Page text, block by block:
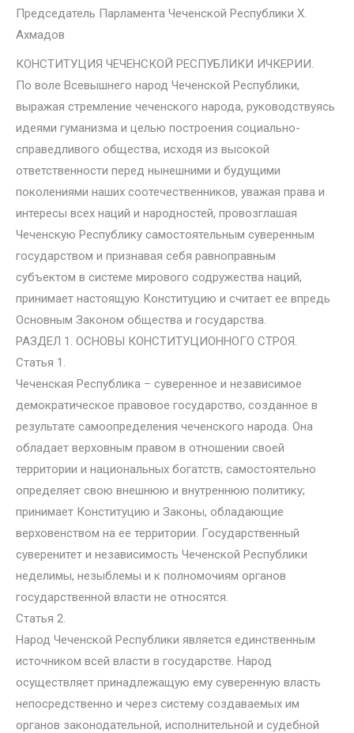
Председатель Парламента Чеченской Республики Х.
Ахмадов
КОНСТИТУЦИЯ ЧЕЧЕНСКОЙ РЕСПУБЛИКИ ИЧКЕРИИ.
По воле Всевышнего народ Чеченской Республики,
выражая стремление чеченского народа, руководствуясь
идеями гуманизма и целью построения социально-
справедливого общества, исходя из высокой
ответственности перед нынешними и будущими
поколениями наших соотечественников, уважая права и
интересы всех наций и народностей, провозглашая
Чеченскую Республику самостоятельным суверенным
государством и признавая себя равноправным
субъектом в системе мирового содружества наций,
принимает настоящую Конституцию и считает ее впредь
Основным Законом общества и государства.
РАЗДЕЛ 1. ОСНОВЫ КОНСТИТУЦИОННОГО СТРОЯ.
Статья 1.
Чеченская Республика – суверенное и независимое
демократическое правовое государство, созданное в
результате самоопределения чеченского народа. Она
обладает верховным правом в отношении своей
территории и национальных богатств; самостоятельно
определяет свою внешнюю и внутреннюю политику;
принимает Конституцию и Законы, обладающие
верховенством на ее территории. Государственный
суверенитет и независимость Чеченской Республики
неделимы, незыблемы и к полномочиям органов
государственной власти не относятся.
Статья 2.
Народ Чеченской Республики является единственным
источником всей власти в государстве. Народ
осуществляет принадлежащую ему суверенную власть
непосредственно и через систему создаваемых им
органов законодательной, исполнительной и судебной